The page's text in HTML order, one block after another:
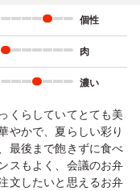
個性
肉
濃い
くらしていてとても美
やかで、夏らしい彩り
最後まで飽きずに食べ
スもよく、会議のお弁
文したいと思えるお弁